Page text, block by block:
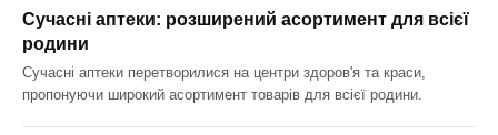
Сучасні аптеки: розширений асортимент для всієї
родини
Сучасні аптеки перетворилися на центри здоров'я та краси,
пропонуючи широкий асортимент товарів для всієї родини.